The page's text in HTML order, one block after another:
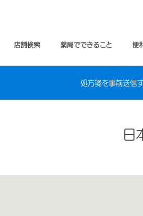
店舗検索 薬局でできること 便
処方箋を事前送信
日